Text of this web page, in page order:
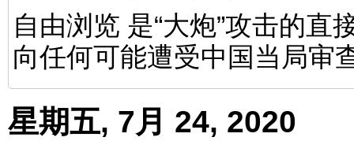
自由浏览 是“大炮”攻击的
向任何可能遭受中国当局审
星期五, 7月 24, 2020